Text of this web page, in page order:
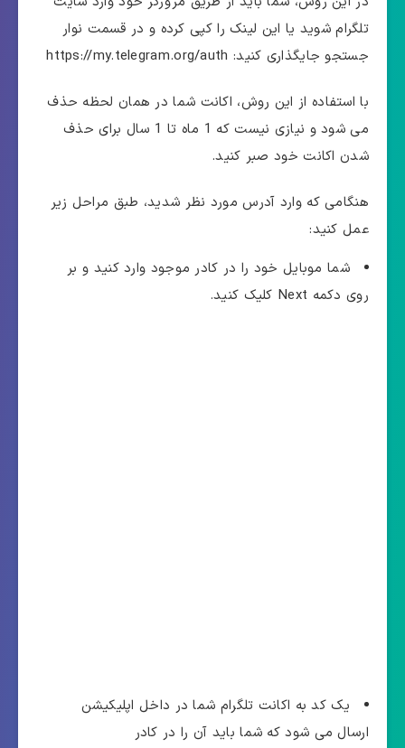
تلگرام شوید یا این لینک را کپی کرده و در قسمت نوار
جستجو جایگذاری کنید: https://my.telegram.org/auth
با استفاده از این روش، اکانت شما در همان لحظه حذف
می شود و نیازی نیست که 1 ماه تا 1 سال برای حذف
شدن اکانت خود صبر کنید.
هنگامی که وارد آدرس مورد نظر شدید، طبق مراحل زیر
عمل کنید:
شما موبایل خود را در کادر موجود وارد کنید و بر
روی دکمه Next کلیک کنید.
یک کد به اکانت تلگرام شما در داخل اپلیکیشن
ارسال می شود که شما باید آن را در کادر